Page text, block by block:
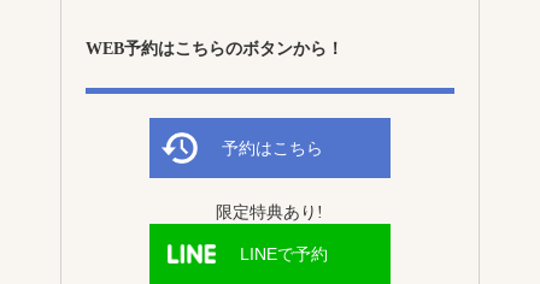
WEB予約はこちらのボタンから！
予約はこちら
限定特典あり!
LINEで予約